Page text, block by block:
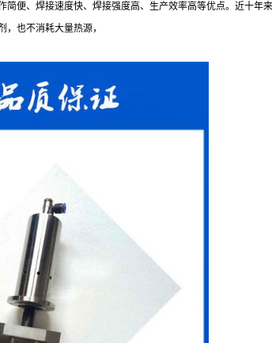
、焊接速度快、焊接强度高、生产效率高等优点。近十年来
也不消耗大量热源，